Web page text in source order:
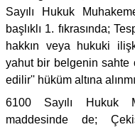
Sayılı Hukuk
başlıklı 1. fıkrasında;
hakkın veya hukuki
yahut bir belgenin sahte
edilir'' hüküm altına
6100 Sayılı Hukuk
maddesinde de;